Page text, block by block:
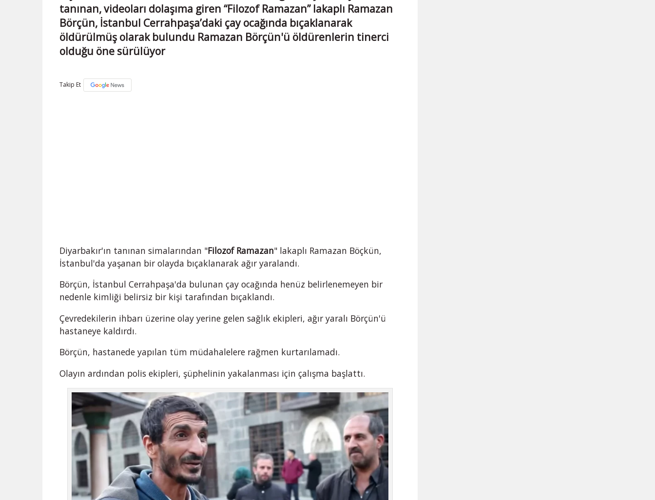
tanınan, videoları dolaşıma giren “Filozof Ramazan” lakaplı Ramazan
Börçün, İstanbul Cerrahpaşa’daki çay ocağında bıçaklanarak
öldürülmüş olarak bulundu Ramazan Börçün'ü öldürenlerin tinerci
olduğu öne sürülüyor
Takip Et
Diyarbakır'ın tanınan simalarından "Filozof Ramazan" lakaplı Ramazan Böçkün,
İstanbul'da yaşanan bir olayda bıçaklanarak ağır yaralandı.
Börçün, İstanbul Cerrahpaşa'da bulunan çay ocağında henüz belirlenemeyen bir
nedenle kimliği belirsiz bir kişi tarafından bıçaklandı.
Çevredekilerin ihbarı üzerine olay yerine gelen sağlık ekipleri, ağır yaralı Börçün'ü
hastaneye kaldırdı.
Börçün, hastanede yapılan tüm müdahalelere rağmen kurtarılamadı.
Olayın ardından polis ekipleri, şüphelinin yakalanması için çalışma başlattı.